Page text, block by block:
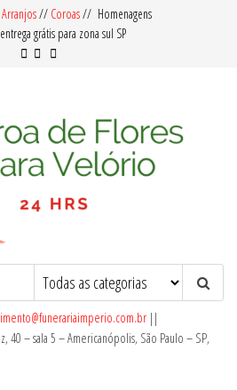
Arranjos// Coroas// Homenagens
grátis para zona sul SP
para Velório
Oferecemos Coroas de Flores com
Qualidade e Preço Acessível para Entrega
em Velórios no Cemitério em nosso
Serviço de Floricultura.
||
40 – sala 5 – Americanópolis, São Paulo – SP,